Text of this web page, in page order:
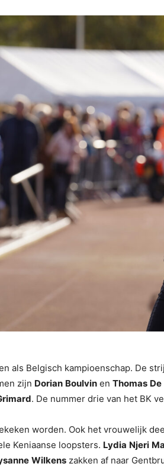
als Belgisch kampioenschap. De
zijn Dorian Boulvin en Thomas De
. De nummer drie van het BK
worden. Ook het vrouwelijk
Keniaanse loopsters. Lydia Njeri
Wilkens zakken af naar